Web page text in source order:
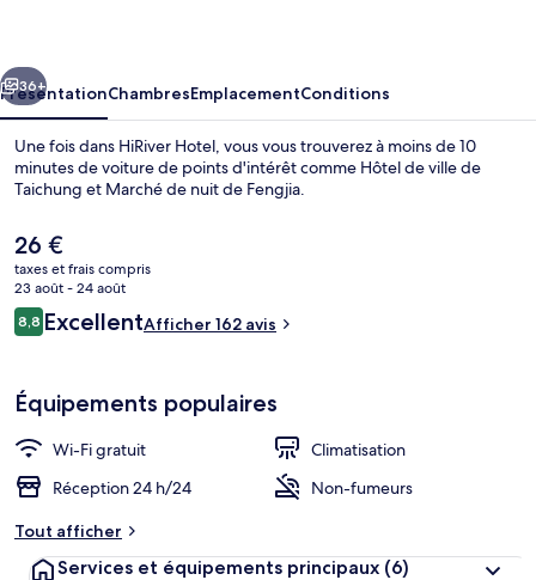
Suivant
36+
PrésentationChambresEmplacementConditions
Une fois dans HiRiver Hotel, vous vous trouverez à moins de 10
minutes de voiture de points d'intérêt comme Hôtel de ville de
Taichung et Marché de nuit de Fengjia.
Le
prix
actuel
est
de
26 €
taxes et frais compris
23 août - 24 août
Avis
voyageurs
8,88,8 sur 10
ExcellentAfficher 162 avis
Équipements populaires
Wi-Fi gratuit
Climatisation
Réception 24 h/24
Non-fumeurs
Tout afficher
Services et équipements principaux (6)